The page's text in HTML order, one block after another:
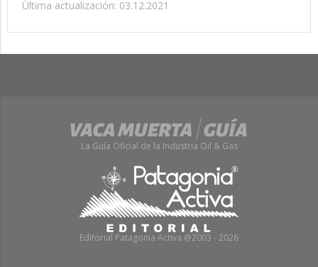
Última actualización: 03.12.2021
La Guía Oficial de la Industria Oil & Gas
Editorial Patagonia Activa @2003 - 2026